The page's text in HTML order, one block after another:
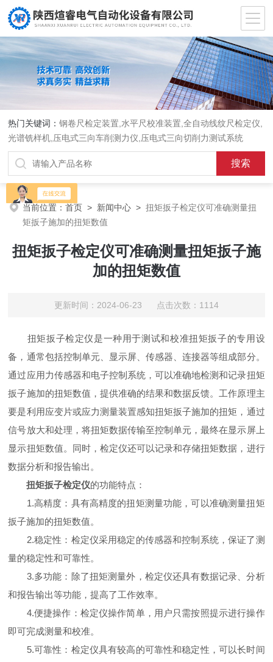
热门关键词：钢卷尺检定装置,水平尺校准装置,全自动线纹尺检定仪,
光谱铣样机,压电式三向车削测力仪,压电式三向切削力测试系统
当前位置：首页 > 新闻中心 >扭矩扳子检定仪可准确测量扭
矩扳子施加的扭矩数值
扭矩扳子检定仪可准确测量扭矩扳子施
加的扭矩数值
更新时间：2024-06-23 点击次数：1114
扭矩扳子检定仪是一种用于测试和校准扭矩扳子的专用设
备，通常包括控制单元、显示屏、传感器、连接器等组成部分。
通过应用力传感器和电子控制系统，可以准确地检测和记录扭矩
扳子施加的扭矩数值，提供准确的结果和数据反馈。工作原理主
要是利用应变片或应力测量装置感知扭矩扳子施加的扭矩，通过
信号放大和处理，将扭矩数据传输至控制单元，最终在显示屏上
显示扭矩数值。同时，检定仪还可以记录和存储扭矩数据，进行
数据分析和报告输出。
扭矩扳子检定仪的功能特点：
1.高精度：具有高精度的扭矩测量功能，可以准确测量扭矩
扳子施加的扭矩数值。
2.稳定性：检定仪采用稳定的传感器和控制系统，保证了测
量的稳定性和可靠性。
3.多功能：除了扭矩测量外，检定仪还具有数据记录、分析
和报告输出等功能，提高了工作效率。
4.便捷操作：检定仪操作简单，用户只需按照提示进行操作
即可完成测量和校准。
5.可靠性：检定仪具有较高的可靠性和稳定性，可以长时间